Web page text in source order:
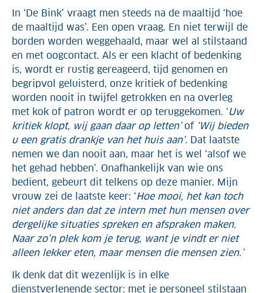
In ‘De Bink’ vraagt men steeds na de maaltijd ‘hoe
de maaltijd was’. Een open vraag. En niet terwijl de
borden worden weggehaald, maar wel al stilstaand
en met oogcontact. Als er een klacht of bedenking
is, wordt er rustig gereageerd, tijd genomen en
begripvol geluisterd, onze kritiek of bedenking
worden nooit in twijfel getrokken en na overleg
met kok of patron wordt er op teruggekomen. ‘Uw
kritiek klopt, wij gaan daar op letten’of‘Wij bieden
u een gratis drankje van het huis aan’. Dat laatste
nemen we dan nooit aan, maar het is wel ‘alsof we
het gehad hebben’. Onafhankelijk van wie ons
bedient, gebeurt dit telkens op deze manier. Mijn
vrouw zei de laatste keer: ‘Hoe mooi, het kan toch
niet anders dan dat ze intern met hun mensen over
dergelijke situaties spreken en afspraken maken.
Naar zo’n plek kom je terug, want je vindt er niet
alleen lekker eten, maar mensen die mensen zien.’
Ik denk dat dit wezenlijk is in elke
dienstverlenende sector: met je personeel stilstaan